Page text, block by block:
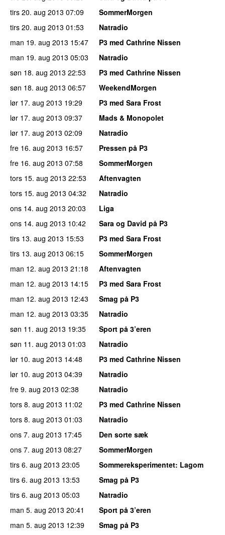
tirs 20. aug 2013 07:09
SommerMorgen
tirs 20. aug 2013 01:53
Natradio
man 19. aug 2013 15:47
P3 med Cathrine Nissen
man 19. aug 2013 05:03
Natradio
søn 18. aug 2013 22:53
P3 med Cathrine Nissen
søn 18. aug 2013 06:57
WeekendMorgen
lør 17. aug 2013 19:29
P3 med Sara Frost
lør 17. aug 2013 09:37
Mads & Monopolet
lør 17. aug 2013 02:09
Natradio
fre 16. aug 2013 16:57
Pressen på P3
fre 16. aug 2013 07:58
SommerMorgen
tors 15. aug 2013 22:53
Aftenvagten
tors 15. aug 2013 04:32
Natradio
ons 14. aug 2013 20:03
Liga
ons 14. aug 2013 10:42
Sara og David på P3
tirs 13. aug 2013 15:53
P3 med Sara Frost
tirs 13. aug 2013 06:15
SommerMorgen
man 12. aug 2013 21:18
Aftenvagten
man 12. aug 2013 14:15
P3 med Sara Frost
man 12. aug 2013 12:43
Smag på P3
man 12. aug 2013 03:35
Natradio
søn 11. aug 2013 19:35
Sport på 3’eren
søn 11. aug 2013 01:03
Natradio
lør 10. aug 2013 14:48
P3 med Cathrine Nissen
lør 10. aug 2013 04:39
Natradio
fre 9. aug 2013 02:38
Natradio
tors 8. aug 2013 11:02
P3 med Cathrine Nissen
tors 8. aug 2013 01:03
Natradio
ons 7. aug 2013 17:45
Den sorte sæk
ons 7. aug 2013 08:27
SommerMorgen
tirs 6. aug 2013 23:05 Sommereksperimentet: Lagom
tirs 6. aug 2013 13:53
Smag på P3
tirs 6. aug 2013 05:03
Natradio
man 5. aug 2013 20:41
Sport på 3’eren
man 5. aug 2013 12:39
Smag på P3